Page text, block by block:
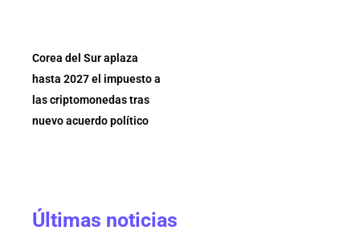
Corea del Sur aplaza
hasta 2027 el impuesto a
las criptomonedas tras
nuevo acuerdo político
Últimas noticias